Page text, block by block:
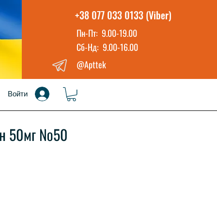
+38 077 033 0133 (Viber)
Пн-Пт: 9.00-19.00
Сб-Нд: 9.00-16.00
@Apttek
Войти
50мг №50